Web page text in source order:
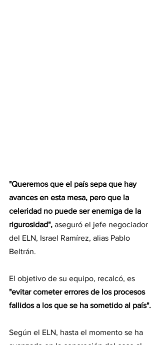
"Queremos que el país sepa que hay
avances en esta mesa, pero que la
celeridad no puede ser enemiga de la
rigurosidad", aseguró el jefe negociador
del ELN, Israel Ramírez, alias Pablo
Beltrán.
El objetivo de su equipo, recalcó, es
"evitar cometer errores de los procesos
fallidos a los que se ha sometido al país".
Según el ELN, hasta el momento se ha